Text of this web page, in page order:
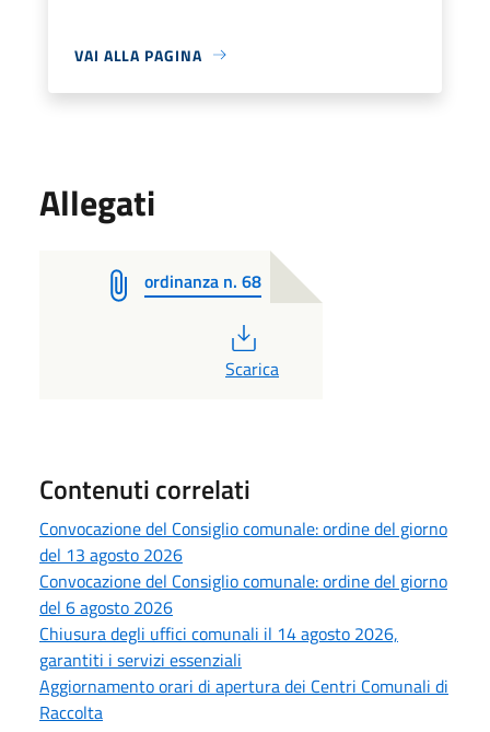
VAI ALLA PAGINA
Allegati
ordinanza n. 68
PDF
Scarica
Contenuti correlati
Convocazione del Consiglio comunale: ordine del giorno
del 13 agosto 2026
Convocazione del Consiglio comunale: ordine del giorno
del 6 agosto 2026
Chiusura degli uffici comunali il 14 agosto 2026,
garantiti i servizi essenziali
Aggiornamento orari di apertura dei Centri Comunali di
Raccolta